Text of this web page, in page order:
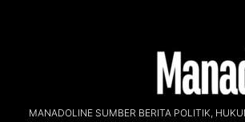
MANADOLINE SUMBER BERITA POLITIK,